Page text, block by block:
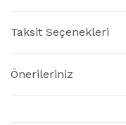
Taksit Seçenekleri
Önerileriniz